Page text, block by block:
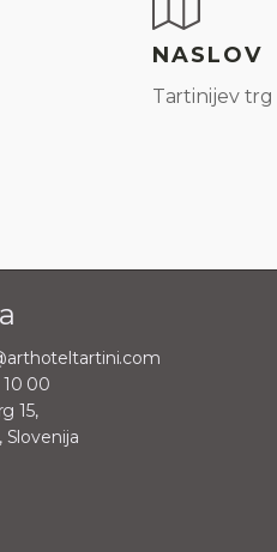
NASLOV
Tartinijev trg
10 00
15,
Slovenija